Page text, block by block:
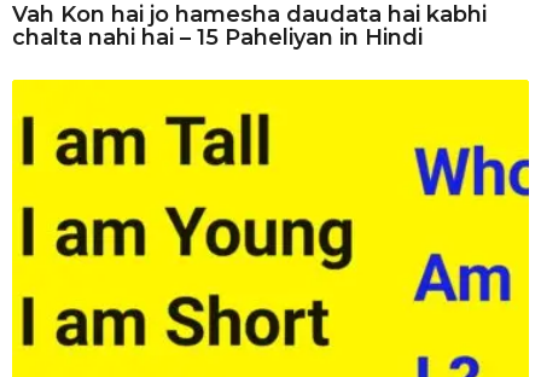
Vah Kon hai jo hamesha daudata hai kabhi
chalta nahi hai – 15 Paheliyan in Hindi